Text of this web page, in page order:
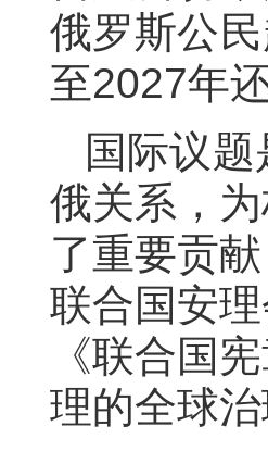
俄罗斯公
至2027年
国际议题
俄关系，
了重要贡
联合国安
《联合国
理的全球治